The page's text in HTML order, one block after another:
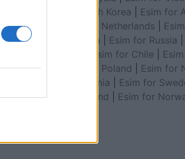
for South Korea
Esim for
Esim for Netherlands
Australia
Esim for Russia
Esim for Chile
Esim for Poland
Esim for
Macedonia
Esim for
for Finland
Esim for